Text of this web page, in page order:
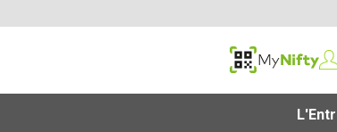
MyNifty